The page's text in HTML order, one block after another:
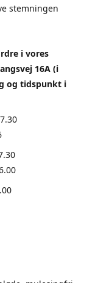
stemningen
i vores
16A (i
og tidspunkt i